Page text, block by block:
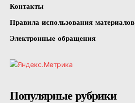
Контакты
Правила использования материалов
Электронные обращения
Популярные рубрики